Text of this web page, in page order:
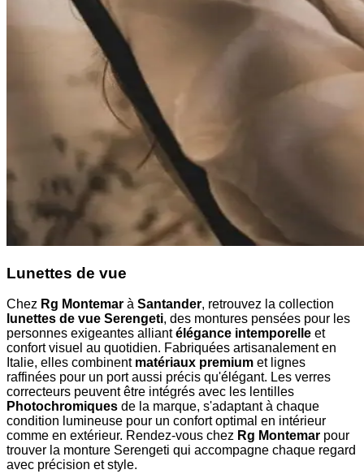
Lunettes de vue
Chez Rg Montemar à Santander, retrouvez la collection
lunettes de vue Serengeti, des montures pensées pour les
personnes exigeantes alliantélégance intemporelle et
confort visuel au quotidien. Fabriquées artisanalement en
Italie, elles combinent matériaux premium et lignes
raffinées pour un port aussi précis qu'élégant. Les verres
correcteurs peuvent être intégrés avec les lentilles
Photochromiques de la marque, s'adaptant à chaque
condition lumineuse pour un confort optimal en intérieur
comme en extérieur. Rendez-vous chez Rg Montemar pour
trouver la monture Serengeti qui accompagne chaque regard
avec précision et style.